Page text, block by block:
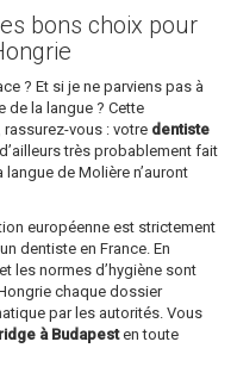
bons choix pour
? Et si je ne parviens pas à
de la langue ? Cette
vous : votre dentiste
très probablement fait
de Molière n’auront
européenne est strictement
dentiste en France. En
les normes d’hygiène sont
chaque dossier
par les autorités. Vous
à Budapesten toute